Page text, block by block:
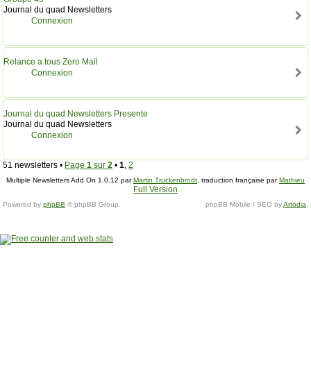
Journal du quad Newsletters
Connexion
Relance a tous Zero Mail
Connexion
Journal du quad Newsletters Presente
Journal du quad Newsletters
Connexion
51 newsletters • Page 1 sur 2 • 1, 2
Multiple Newsletters Add On 1.0.12 parMartin Truckenbrodt , traduction française parMathieu
M..
Full Version
Powered by phpBB © phpBB Group. phpBB Mobile / SEO byArtodia